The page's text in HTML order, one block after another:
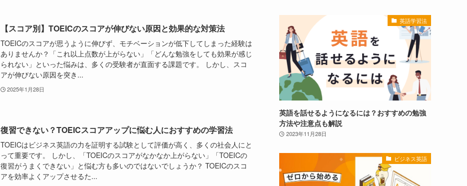
【スコア別】TOEICのスコアが伸びない原因と効果的な対策法
TOEICのスコアが思うように伸びず、モチベーションが低下してしまった経験は
ありませんか？「これ以上点数が上がらない」「どんな勉強をしても効果が感じ
られない」といった悩みは、多くの受験者が直面する課題です。 しかし、スコ
アが伸びない原因を突き...
2025年1月28日
復習できない？TOEICスコアアップに悩む人におすすめの学習法
TOEICはビジネス英語の力を証明する試験として評価が高く、多くの社会人にと
って重要です。 しかし、「TOEICのスコアがなかなか上がらない」「TOEICの
復習がうまくできない」と悩む方も多いのではないでしょうか？ TOEICのスコ
アを効率よくアップさせるた...
英語学習法
英語を話せるようになるには？おすすめの勉強
方法や注意点も解説
2023年11月28日
ビジネス英語